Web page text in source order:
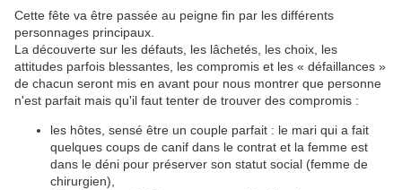
Cette fête va être passée au peigne fin par les différents
personnages principaux.
La découverte sur les défauts, les lâchetés, les choix, les
attitudes parfois blessantes, les compromis et les « défaillances »
de chacun seront mis en avant pour nous montrer que personne
n'est parfait mais qu'il faut tenter de trouver des compromis :
les hôtes, sensé être un couple parfait : le mari qui a fait
quelques coups de canif dans le contrat et la femme est
dans le déni pour préserver son statut social (femme de
chirurgien),